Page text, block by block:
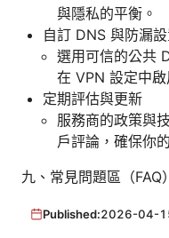
與隱私的平衡。
自訂 DNS 與防漏
選用可信的公共
在 VPN 設定中
定期評估與更新
服務商的政策與
戶評論，確保你
九、常見問題區（FAQ）
Published:2026-04-